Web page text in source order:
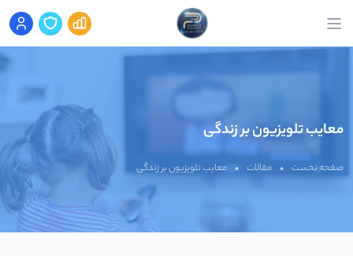
معایب تلویزیون بر زندگی
صفحه نخست • مقالات • معایب تلویزیون بر زندگی